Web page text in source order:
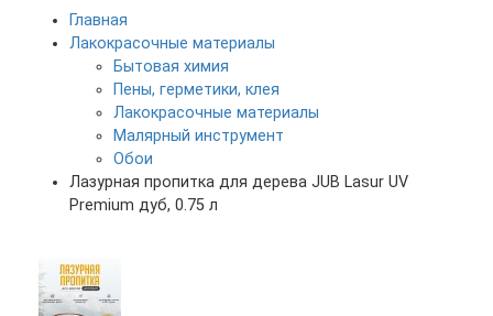
Главная
Лакокрасочные материалы
Бытовая химия
Пены, герметики, клея
Лакокрасочные материалы
Малярный инструмент
Обои
Лазурная пропитка для дерева JUB Lasur UV
Premium дуб, 0.75 л